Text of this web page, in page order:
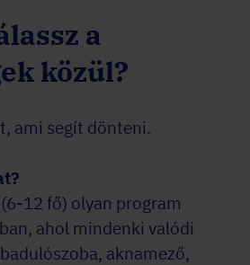
a
közül?
ami segít dönteni.
12 fő) olyan program
ahol mindenki valódi
aknamező,